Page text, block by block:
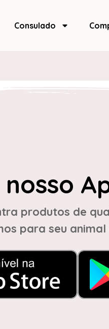
Consulado
produtos de
para seu